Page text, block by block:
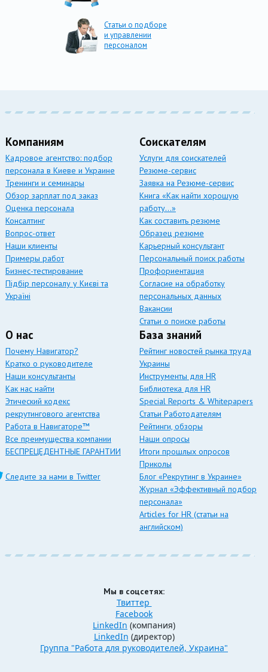
Статьи о подборе
и управлении
персоналом
Компаниям
Кадровое агентство: подбор
персонала в Киеве и Украине
Тренинги и семинары
Обзор зарплат под заказ
Оценка персонала
Консалтинг
Вопрос-ответ
Наши клиенты
Примеры работ
Бизнес-тестирование
Підбір персоналу у Києві та
Україні
Соискателям
Услуги для соискателей
Резюме-сервис
Заявка на Резюме-сервис
Книга «Как найти хорошую
работу…»
Как составить резюме
Образец резюме
Карьерный консультант
Персональный поиск работы
Профориентация
Согласие на обработку
персональных данных
Вакансии
Статьи о поиске работы
О нас
Почему Навигатор?
Кратко о руководителе
Наши консультанты
Как нас найти
Этический кодекс
рекрутингового агентства
Работа в Навигаторе™
Все преимущества компании
БЕСПРЕЦЕДЕНТНЫЕ ГАРАНТИИ
Следите за нами в Twitter
База знаний
Рейтинг новостей рынка труда
Украины
Инструменты для HR
Библиотека для HR
Special Reports & Whitepapers
Статьи Работодателям
Рейтинги, обзоры
Наши опросы
Итоги прошлых опросов
Приколы
Блог «Рекрутинг в Украине»
Журнал «Эффективный подбор
персонала»
Articles for HR (статьи на
английском)
Мы в соцсетях:
Твиттер
Facebook
LinkedIn (компания)
LinkedIn (директор)
Группа "Работа для руководителей, Украина"